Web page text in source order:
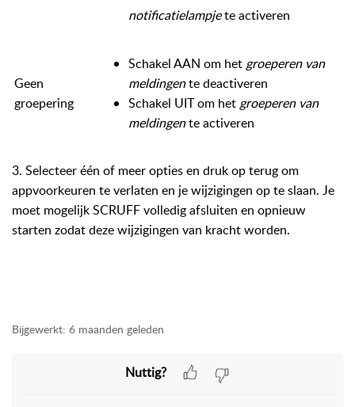
notificatielampjete activeren
Geen
groepering
Schakel AAN om het groeperen van
meldingente deactiveren
Schakel UIT om het groeperen van
meldingente activeren
3. Selecteer één of meer opties en druk op terug om
appvoorkeuren te verlaten en je wijzigingen op te slaan. Je
moet mogelijk SCRUFF volledig afsluiten en opnieuw
starten zodat deze wijzigingen van kracht worden.
Bijgewerkt: 6 maanden geleden
Nuttig?